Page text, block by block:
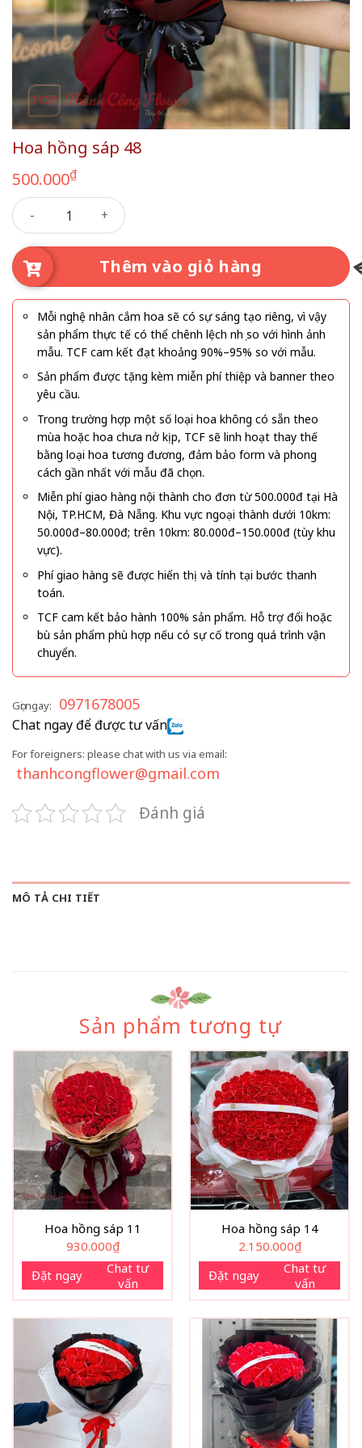
Hoa hồng sáp 48
500.000₫
Hoa hồng sáp 48 số lượng
Thêm vào giỏ hàng
Mỗi nghệ nhân cắm hoa sẽ có sự sáng tạo riêng, vì vậy
sản phẩm thực tế có thể chênh lệch nhẹ so với hình ảnh
mẫu. TCF cam kết đạt khoảng 90%–95% so với mẫu.
Sản phẩm được tặng kèm miễn phí thiệp và banner theo
yêu cầu.
Trong trường hợp một số loại hoa không có sẵn theo
mùa hoặc hoa chưa nở kịp, TCF sẽ linh hoạt thay thế
bằng loại hoa tương đương, đảm bảo form và phong
cách gần nhất với mẫu đã chọn.
Miễn phí giao hàng nội thành cho đơn từ 500.000đ tại Hà
Nội, TP.HCM, Đà Nẵng. Khu vực ngoại thành dưới 10km:
50.000đ–80.000đ; trên 10km: 80.000đ–150.000đ (tùy khu
vực).
Phí giao hàng sẽ được hiển thị và tính tại bước thanh
toán.
TCF cam kết bảo hành 100% sản phẩm. Hỗ trợ đổi hoặc
bù sản phẩm phù hợp nếu có sự cố trong quá trình vận
chuyển.
Gọi ngay: 0971678005
Chat ngay để được tư vấn
For foreigners: please chat with us via email:
thanhcongflower@gmail.com
Đánh giá
MÔ TẢ CHI TIẾT
Sản phẩm tương tự
Hoa hồng sáp 11
930.000₫
Đặt ngay
Chat tư
vấn
Hoa hồng sáp 14
2.150.000₫
Đặt ngay
Chat tư
vấn